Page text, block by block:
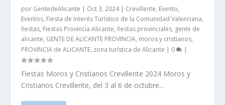
por GentedeAlicante | Oct 3, 2024| Crevillente, Evento,
Eventos, Fiesta de Interés Turístico de la Comunidad Valenciana,
fiestas, Fiestas Provincia Alicante,fiestas provinciales, gente de
alicante, GENTE DE ALICANTE PROVINCIA, moros y cristianos,
PROVINCIA de ALICANTE, zona turística de Alicante | 0 |
Fiestas Moros y Cristianos Crevillente 2024 Moros y
Cristianos Crevillente, del 3 al 6 de octubre...